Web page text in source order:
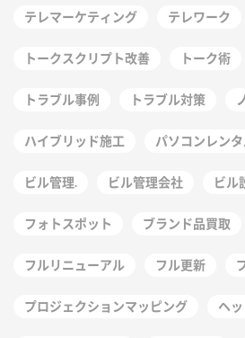
テレマーケティング テレワーク
トークスクリプト改善 トーク術
トラブル事例 トラブル対策
ハイブリッド施工 パソコンレン
ビル管理. ビル管理会社 ビル
フォトスポット ブランド品買取
フルリニューアル フル更新
プロジェクションマッピング ヘ